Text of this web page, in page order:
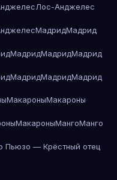
Лос-Анджелес
МадридМадрид
МадридМадридМадрид
МадридМадридМадрид
МакароныМакароны
МакароныМангоМанго
Пьюзо — Крёстный отец